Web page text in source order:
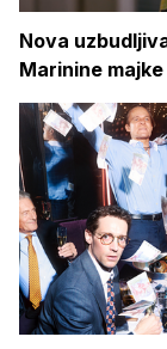
Nova
Marinine